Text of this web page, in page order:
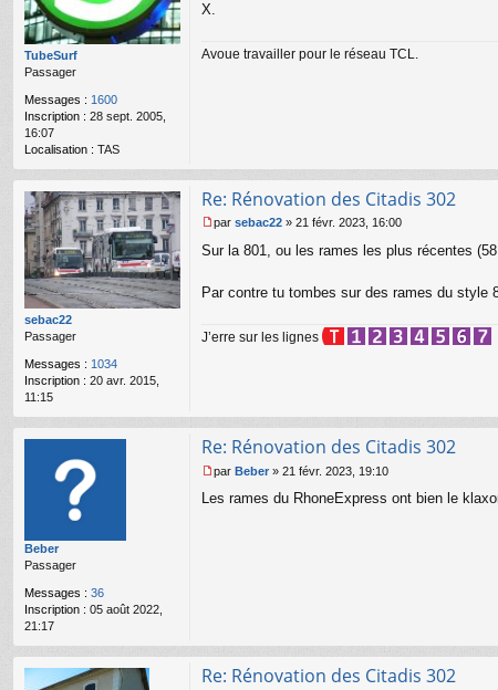
TubeSurf
Passager
Messages : 1600
Inscription : 28 sept. 2005,
16:07
Localisation : TAS
g
n
X.
Avoue travailler pour le réseau TCL.
sebac22
Passager
Messages : 1034
Inscription : 20 avr. 2015,
11:15
Re: Rénovation des Citadis 302
e
a
e
u
par sebac22 » 21 févr. 2023, 16:00
Sur la 801, ou les rames les plus récentes
Par contre tu tombes sur des rames du style
J’erre sur les lignes
Beber
Passager
Messages : 36
Inscription : 05 août 2022,
21:17
Re: Rénovation des Citadis 302
e
l
par Beber » 21 févr. 2023, 19:10
Les rames du RhoneExpress ont bien le
Re: Rénovation des Citadis 302